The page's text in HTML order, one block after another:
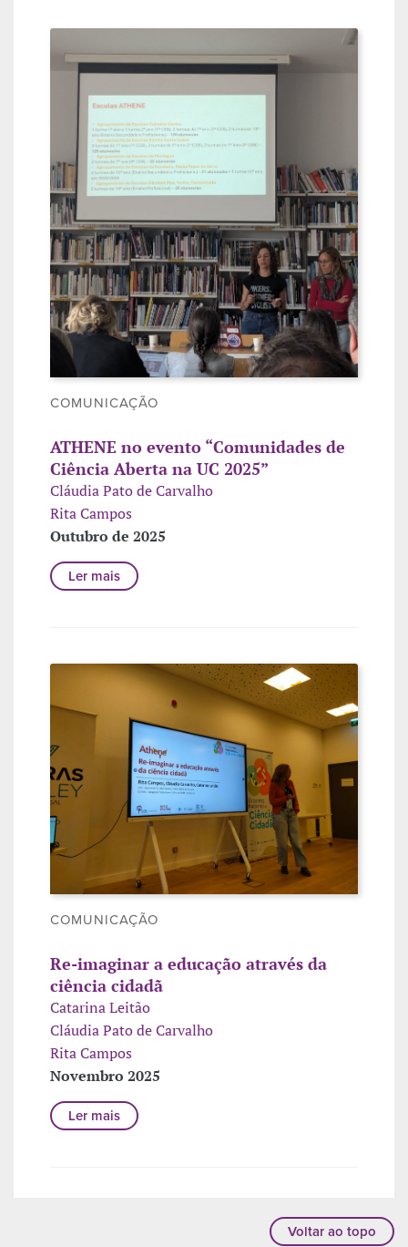
COMUNICAÇÃO
ATHENE no evento “Comunidades de
Ciência Aberta na UC 2025”
Cláudia Pato de Carvalho
Rita Campos
Outubro de 2025
Ler mais
COMUNICAÇÃO
Re-imaginar a educação através da
ciência cidadã
Catarina Leitão
Cláudia Pato de Carvalho
Rita Campos
Novembro 2025
Ler mais
Voltar ao topo